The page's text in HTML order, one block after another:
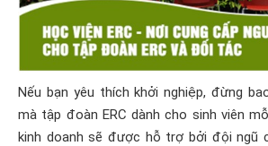
Nếu bạn yêu thích khởi nghiệp, đừng
mà tập đoàn ERC dành cho sinh viên
kinh doanh sẽ được hỗ trợ bởi đội ngũ